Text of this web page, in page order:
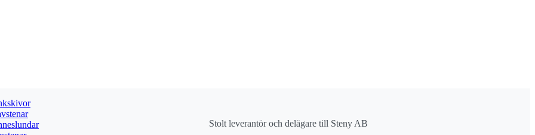
Stolt leverantör och delägare till Steny AB